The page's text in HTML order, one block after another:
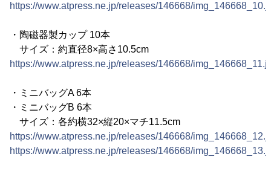
https://www.atpress.ne.jp/releases/146668/
・陶磁器製カップ 10本
サイズ：約直径8×高さ10.5cm
https://www.atpress.ne.jp/releases/146668/
・ミニバッグA 6本
・ミニバッグB 6本
サイズ：各約横32×縦20×マチ11.5cm
https://www.atpress.ne.jp/releases/146668/
https://www.atpress.ne.jp/releases/146668/